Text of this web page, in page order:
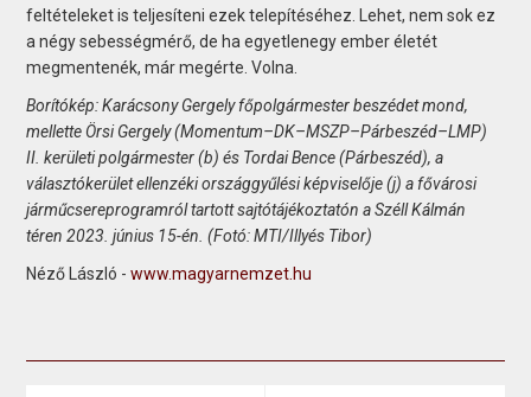
feltételeket is teljesíteni ezek telepítéséhez. Lehet, nem sok ez
a négy sebességmérő, de ha egyetlenegy ember életét
megmentenék, már megérte. Volna.
Borítókép: Karácsony Gergely főpolgármester beszédet mond,
mellette Örsi Gergely (Momentum–DK–MSZP–Párbeszéd–LMP)
II. kerületi polgármester (b) és Tordai Bence (Párbeszéd), a
választókerület ellenzéki országgyűlési képviselője (j) a fővárosi
járműcsereprogramról tartott sajtótájékoztatón a Széll Kálmán
téren 2023. június 15-én. (Fotó: MTI/Illyés Tibor)
Néző László - www.magyarnemzet.hu